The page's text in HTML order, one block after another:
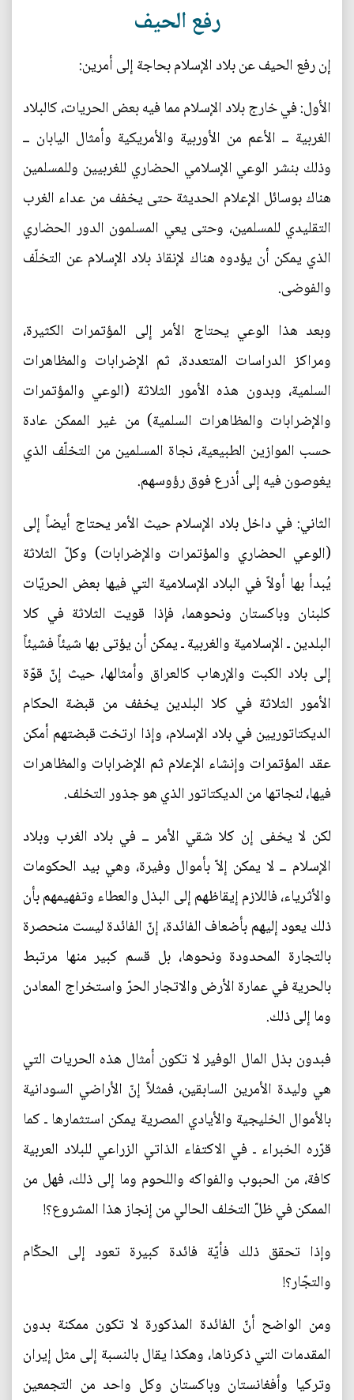
رفع الحيف
إن رفع الحيف عن بلاد الإسلام بحاجة إلى أمرين:
الأول: في خارج بلاد الإسلام مما فيه بعض الحريات، كالبلاد
الغربية ــ الأعم من الأوربية والأمريكية وأمثال اليابان ــ
وذلك بنشر الوعي الإسلامي الحضاري للغربيين وللمسلمين
هناك بوسائل الإعلام الحديثة حتى يخفف من عداء الغرب
التقليدي للمسلمين، وحتى يعي المسلمون الدور الحضاري
الذي يمكن أن يؤدوه هناك لإنقاذ بلاد الإسلام عن التخلّف
والفوضى.
وبعد هذا الوعي يحتاج الأمر إلى المؤتمرات الكثيرة،
ومراكز الدراسات المتعددة، ثم الإضرابات والمظاهرات
السلمية، وبدون هذه الأمور الثلاثة (الوعي والمؤتمرات
والإضرابات والمظاهرات السلمية) من غير الممكن عادة
حسب الموازين الطبيعية، نجاة المسلمين من التخلّف الذي
يغوصون فيه إلى أذرع فوق رؤوسهم.
الثاني: في داخل بلاد الإسلام حيث الأمر يحتاج أيضاً إلى
(الوعي الحضاري والمؤتمرات والإضرابات) وكلّ الثلاثة
يُبدأ بها أولاً في البلاد الإسلامية التي فيها بعض الحريّات
كلبنان وباكستان ونحوهما، فإذا قويت الثلاثة في كلا
البلدين ـ الإسلامية والغربية ـ يمكن أن يؤتى بها شيئاً فشيئاً
إلى بلاد الكبت والإرهاب كالعراق وأمثالها، حيث إنّ قوّة
الأمور الثلاثة في كلا البلدين يخفف من قبضة الحكام
الديكتاتوريين في بلاد الإسلام، وإذا ارتخت قبضتهم أمكن
عقد المؤتمرات وإنشاء الإعلام ثم الإضرابات والمظاهرات
فيها، لنجاتها من الديكتاتور الذي هو جذور التخلف.
لكن لا يخفى إن كلا شقي الأمر ــ في بلاد الغرب وبلاد
الإسلام ــ لا يمكن إلاّ بأموال وفيرة، وهي بيد الحكومات
والأثرياء، فاللازم إيقاظهم إلى البذل والعطاء وتفهيمهم بأن
ذلك يعود إليهم بأضعاف الفائدة، إنّ الفائدة ليست منحصرة
بالتجارة المحدودة ونحوها، بل قسم كبير منها مرتبط
بالحرية في عمارة الأرض والاتجار الحرّ واستخراج المعادن
وما إلى ذلك.
فبدون بذل المال الوفير لا تكون أمثال هذه الحريات التي
هي وليدة الأمرين السابقين، فمثلاً إنّ الأراضي السودانية
بالأموال الخليجية والأيادي المصرية يمكن استثمارها ـ كما
قرّره الخبراء ـ في الاكتفاء الذاتي الزراعي للبلاد العربية
كافة، من الحبوب والفواكه واللحوم وما إلى ذلك، فهل من
الممكن في ظلّ التخلف الحالي من إنجاز هذا المشروع؟!
وإذا تحقق ذلك فأيّة فائدة كبيرة تعود إلى الحكّام
والتجّار؟!
ومن الواضح أنّ الفائدة المذكورة لا تكون ممكنة بدون
المقدمات التي ذكرناها، وهكذا يقال بالنسبة إلى مثل إيران
وتركيا وأفغانستان وباكستان وكل واحد من التجمعين